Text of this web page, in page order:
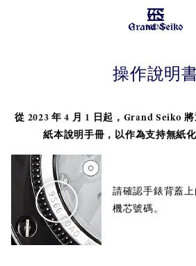
MENU
操作說明
從 2023 年 4 月 1 日起，Grand Seiko
紙本說明手冊，以作為支持無紙化
請確認手錶背蓋
機芯號碼。